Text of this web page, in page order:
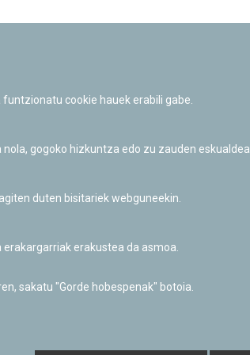
jarduerek
cookie hauek erabili gabe.
gogoko hizkuntza edo zu zauden eskualdea.
duten bisitariek webguneekin.
erakustea da asmoa.
sakatu "Gorde hobespenak" botoia.